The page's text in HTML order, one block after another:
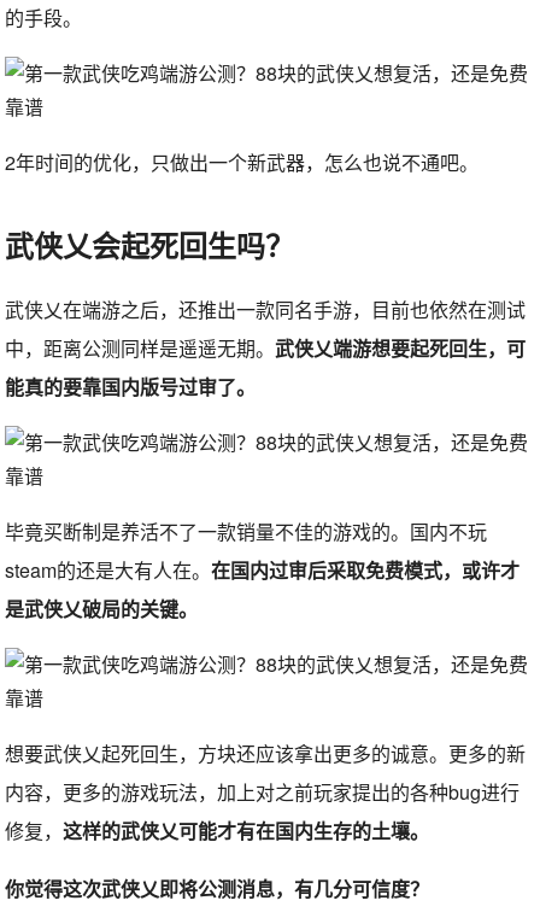
的手段。
2年时间的优化，只做出一个新武器，怎么也说不通吧。
武侠乂会起死回生吗？
武侠乂在端游之后，还推出一款同名手游，目前也依然在测试
中，距离公测同样是遥遥无期。武侠乂端游想要起死回生，可
能真的要靠国内版号过审了。
毕竟买断制是养活不了一款销量不佳的游戏的。国内不玩
steam的还是大有人在。在国内过审后采取免费模式，或许才
是武侠乂破局的关键。
想要武侠乂起死回生，方块还应该拿出更多的诚意。更多的新
内容，更多的游戏玩法，加上对之前玩家提出的各种bug进行
修复，这样的武侠乂可能才有在国内生存的土壤。
你觉得这次武侠乂即将公测消息，有几分可信度？